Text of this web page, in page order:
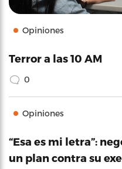
Opiniones
Terror a las 10 AM
0
Opiniones
“Esa es mi letra”:
un plan contra su